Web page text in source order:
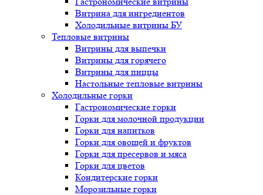
Витрина для ингредиентов
Холодильные витрины БУ
Тепловые витрины
Витрины для выпечки
Витрины для горячего
Витрины для пиццы
Настольные тепловые витрины
Холодильные горки
Гастрономические горки
Горки для молочной продукции
Горки для напитков
Горки для овощей и фруктов
Горки для пресервов и мяса
Горки для цветов
Кондитерские горки
Морозильные горки